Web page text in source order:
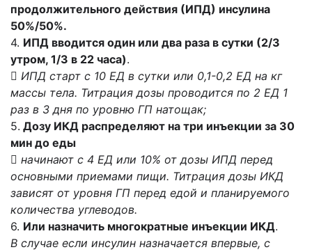
продолжительного действия (ИПД) инсулина
50%/50%.
4. ИПД вводится один или два раза в сутки (2/3
утром, 1/3 в 22 часа).
 ИПД старт с 10 ЕД в сутки или 0,1-0,2 ЕД на кг
массы тела. Титрация дозы проводится по 2 ЕД 1
раз в 3 дня по уровню ГП натощак;
5. Дозу ИКД распределяют на три инъекции за 30
мин до еды
 начинают с 4 ЕД или 10% от дозы ИПД перед
основными приемами пищи. Титрация дозы ИКД
зависят от уровня ГП перед едой и планируемого
количества углеводов.
6. Или назначить многократные инъекции ИКД.
В случае если инсулин назначается впервые, с